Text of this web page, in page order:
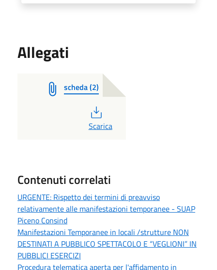
Allegati
scheda (2)
PDF
Scarica
Contenuti correlati
URGENTE: Rispetto dei termini di preavviso
relativamente alle manifestazioni temporanee - SUAP
Piceno Consind
Manifestazioni Temporanee in locali /strutture NON
DESTINATI A PUBBLICO SPETTACOLO E “VEGLIONI” IN
PUBBLICI ESERCIZI
Procedura telematica aperta per l'affidamento in